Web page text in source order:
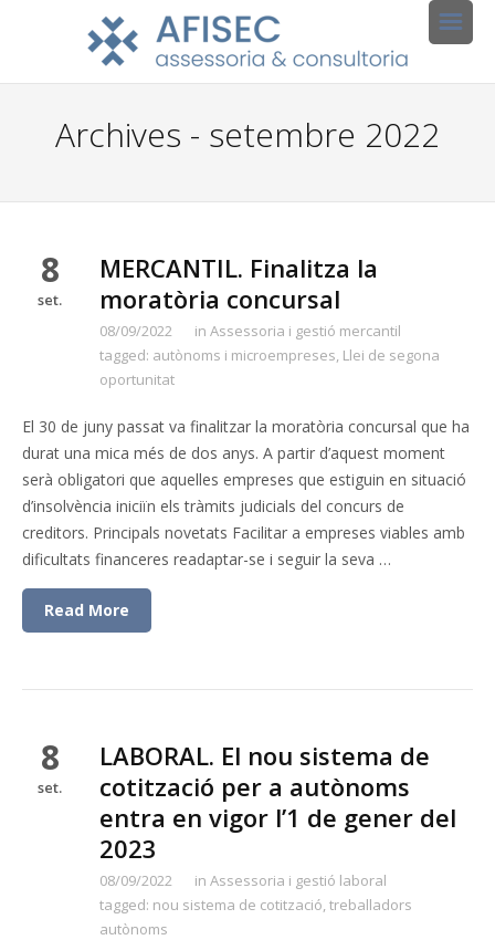
Archives - setembre 2022
8
set.
MERCANTIL. Finalitza la
moratòria concursal
08/09/2022 in Assessoria i gestió mercantil
tagged: autònoms i microempreses, Llei de segona
oportunitat
El 30 de juny passat va finalitzar la moratòria concursal que ha
durat una mica més de dos anys. A partir d’aquest moment
serà obligatori que aquelles empreses que estiguin en situació
d’insolvència iniciïn els tràmits judicials del concurs de
creditors. Principals novetats Facilitar a empreses viables amb
dificultats financeres readaptar-se i seguir la seva …
Read More
8
set.
LABORAL. El nou sistema de
cotització per a autònoms
entra en vigor l’1 de gener del
2023
08/09/2022 in Assessoria i gestió laboral
tagged: nou sistema de cotització,treballadors
autònoms